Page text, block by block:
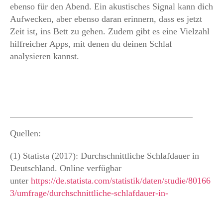
ebenso für den Abend. Ein akustisches Signal kann dich
Aufwecken, aber ebenso daran erinnern, dass es jetzt
Zeit ist, ins Bett zu gehen. Zudem gibt es eine Vielzahl
hilfreicher Apps, mit denen du deinen Schlaf
analysieren kannst.
Quellen:
(1) Statista (2017): Durchschnittliche Schlafdauer in
Deutschland. Online verfügbar
unter https://de.statista.com/statistik/daten/studie/80166
3/umfrage/durchschnittliche-schlafdauer-in-